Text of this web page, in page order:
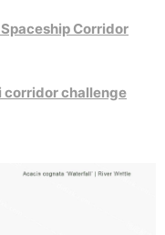
Spaceship Corridor
corridor challenge